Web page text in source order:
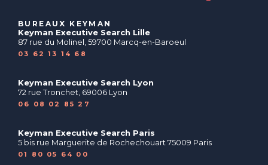
BUREAUX KEYMAN
Keyman Executive Search Lille
87 rue du Molinel, 59700 Marcq-en-Baroeul
03 62 13 14 68
Keyman Executive Search Lyon
72 rue Tronchet, 69006 Lyon
06 08 02 85 27
Keyman Executive Search Paris
5 bis rue Marguerite de Rochechouart 75009 Paris
01 80 05 64 00